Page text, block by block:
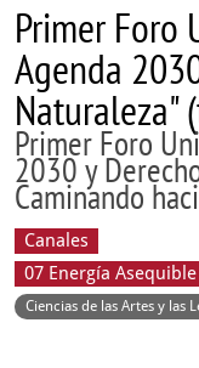
Primer Foro
Agenda
Naturaleza"
Primer Foro
2030 y
Caminando
Canales
07 Energía
Ciencias de las Artes y las